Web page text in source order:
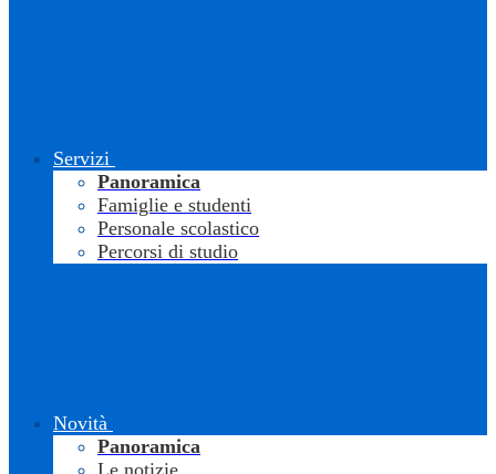
Servizi
Panoramica
Famiglie e studenti
Personale scolastico
Percorsi di studio
Novità
Panoramica